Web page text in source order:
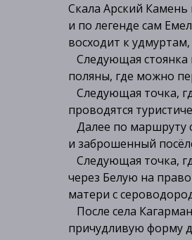
Скала Арский
и по легенде сам
восходит к
Следующая стоянка
поляны, где можно
Следующая точка,
проводятся
Далее по маршруту
и заброшенный
Следующая точка,
через Белую на
матери с
После села
причудливую форму